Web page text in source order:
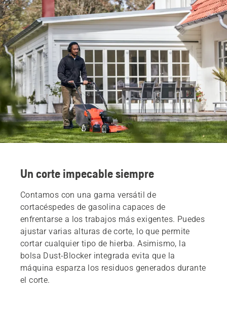
Un corte impecable siempre
Contamos con una gama versátil de
cortacéspedes de gasolina capaces de
enfrentarse a los trabajos más exigentes. Puedes
ajustar varias alturas de corte, lo que permite
cortar cualquier tipo de hierba. Asimismo, la
bolsa Dust-Blocker integrada evita que la
máquina esparza los residuos generados durante
el corte.